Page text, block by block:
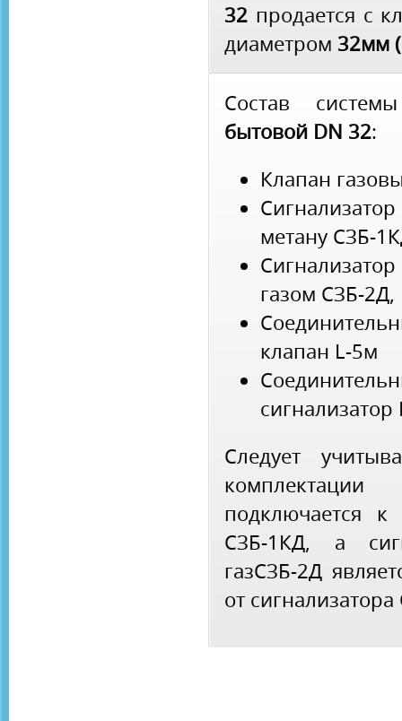
32 продается с
диаметром 32мм
Состав
бытовой DN 32:
Клапан
метану СЗБ-
газом СЗБ-2Д,
клапан L-5м
сигнализатор
Следует
подключается к
СЗБ-1КД, а
газСЗБ-2Д
от